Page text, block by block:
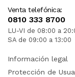
Venta telefónica:
0810 333 8700
LU-VI de 08:00 a
SA de 09:00 a 13:00
Información legal
Protección de